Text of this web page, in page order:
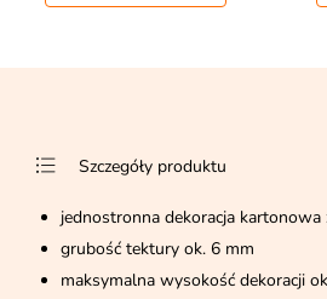
Szczegóły produktu
jednostronna dekoracja kartonowa
grubość tektury ok. 6 mm
maksymalna wysokość dekoracji